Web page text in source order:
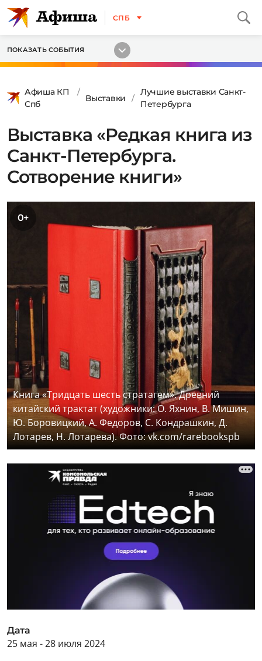
СПБ
ПОКАЗАТЬ СОБЫТИЯ
Афиша КП
Спб
Выставки
Лучшие выставки Санкт-
Петербурга
Выставка «Редкая книга из
Санкт-Петербурга.
Сотворение книги»
0+
Книга «Тридцать шесть стратагем». Древний
китайский трактат (художники: О. Яхнин, В. Мишин,
Ю. Боровицкий, А. Федоров, С. Кондрашкин, Д.
Лотарев, Н. Лотарева). Фото: vk.com/rarebookspb
Дата
25 мая - 28 июля 2024